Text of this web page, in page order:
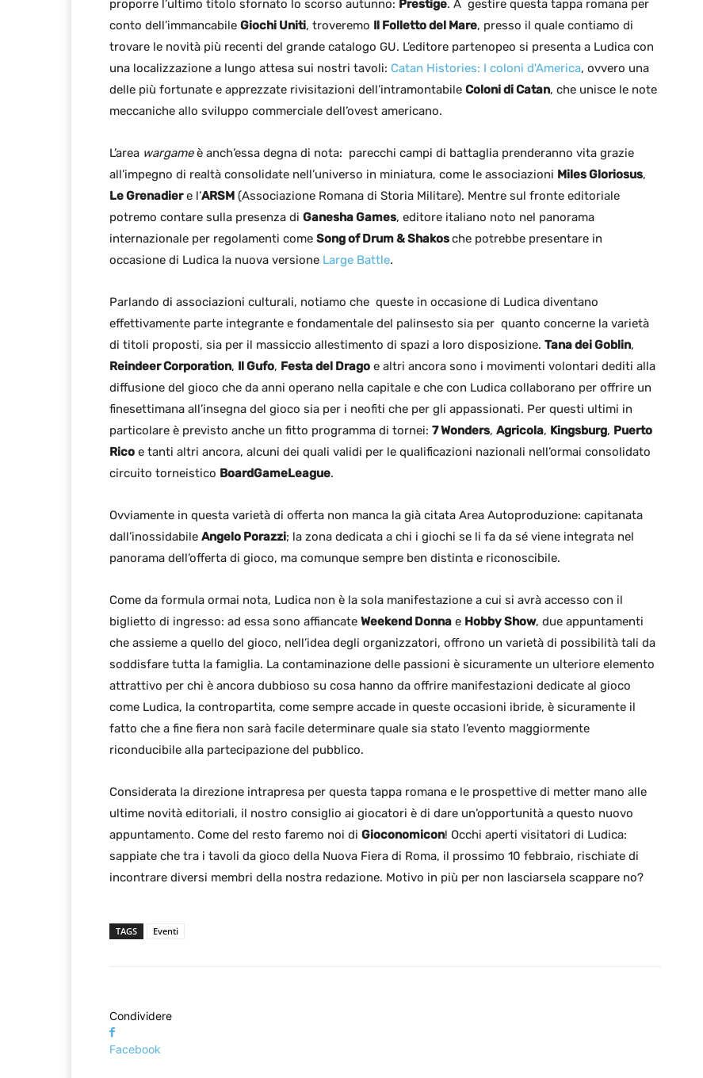
proporre l’ultimo titolo sfornato lo scorso autunno: Prestige. A gestire questa tappa romana per
conto dell’immancabile Giochi Uniti, troveremo Il Folletto del Mare, presso il quale contiamo di
trovare le novità più recenti del grande catalogo GU. L’editore partenopeo si presenta a Ludica con
una localizzazione a lungo attesa sui nostri tavoli: Catan Histories: I coloni d'America, ovvero una
delle più fortunate e apprezzate rivisitazioni dell’intramontabile Coloni di Catan, che unisce le note
meccaniche allo sviluppo commerciale dell’ovest americano.
L’area wargameè anch’essa degna di nota: parecchi campi di battaglia prenderanno vita grazie
all’impegno di realtà consolidate nell’universo in miniatura, come le associazioni Miles Gloriosus,
Le Grenadiere l’ARSM (Associazione Romana di Storia Militare). Mentre sul fronte editoriale
potremo contare sulla presenza di Ganesha Games, editore italiano noto nel panorama
internazionale per regolamenti come Song of Drum & Shakosche potrebbe presentare in
occasione di Ludica la nuova versione Large Battle.
Parlando di associazioni culturali, notiamo che queste in occasione di Ludica diventano
effettivamente parte integrante e fondamentale del palinsesto sia per quanto concerne la varietà
di titoli proposti, sia per il massiccio allestimento di spazi a loro disposizione. Tana dei Goblin,
Reindeer Corporation, Il Gufo, Festa del Drago e altri ancora sono i movimenti volontari dediti alla
diffusione del gioco che da anni operano nella capitale e che con Ludica collaborano per offrire un
finesettimana all’insegna del gioco sia per i neofiti che per gli appassionati. Per questi ultimi in
particolare è previsto anche un fitto programma di tornei: 7 Wonders, Agricola, Kingsburg, Puerto
Rico e tanti altri ancora, alcuni dei quali validi per le qualificazioni nazionali nell’ormai consolidato
circuito torneistico BoardGameLeague.
Ovviamente in questa varietà di offerta non manca la già citata Area Autoproduzione: capitanata
dall’inossidabile Angelo Porazzi; la zona dedicata a chi i giochi se li fa da sé viene integrata nel
panorama dell’offerta di gioco, ma comunque sempre ben distinta e riconoscibile.
Come da formula ormai nota, Ludica non è la sola manifestazione a cui si avrà accesso con il
biglietto di ingresso: ad essa sono affiancate Weekend Donna e Hobby Show, due appuntamenti
che assieme a quello del gioco, nell’idea degli organizzatori, offrono un varietà di possibilità tali da
soddisfare tutta la famiglia. La contaminazione delle passioni è sicuramente un ulteriore elemento
attrattivo per chi è ancora dubbioso su cosa hanno da offrire manifestazioni dedicate al gioco
come Ludica, la contropartita, come sempre accade in queste occasioni ibride, è sicuramente il
fatto che a fine fiera non sarà facile determinare quale sia stato l’evento maggiormente
riconducibile alla partecipazione del pubblico.
Considerata la direzione intrapresa per questa tappa romana e le prospettive di metter mano alle
ultime novità editoriali, il nostro consiglio ai giocatori è di dare un’opportunità a questo nuovo
appuntamento. Come del resto faremo noi di Gioconomicon! Occhi aperti visitatori di Ludica:
sappiate che tra i tavoli da gioco della Nuova Fiera di Roma, il prossimo 10 febbraio, rischiate di
incontrare diversi membri della nostra redazione. Motivo in più per non lasciarsela scappare no?
TAGS Eventi
Condividere
Facebook